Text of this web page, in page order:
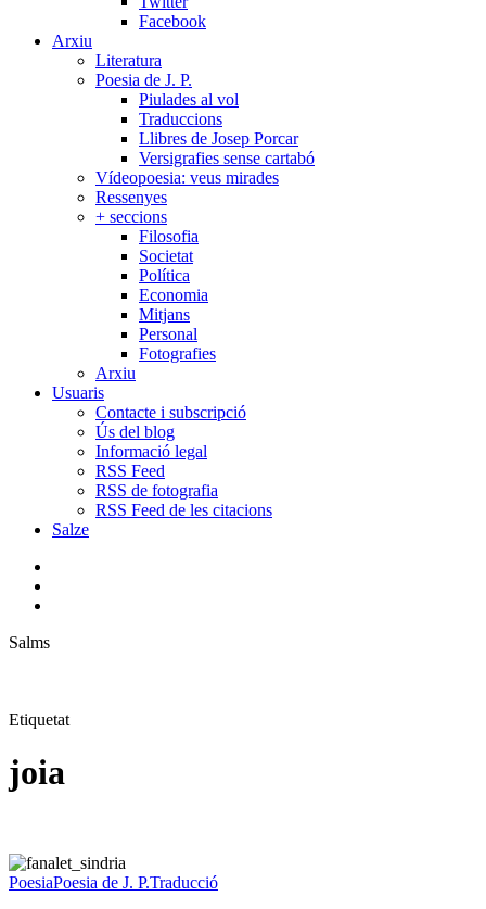
Facebook
Arxiu
Literatura
Poesia de J. P.
Piulades al vol
Traduccions
Llibres de Josep Porcar
Versigrafies sense cartabó
Vídeopoesia: veus mirades
Ressenyes
+ seccions
Filosofia
Societat
Política
Economia
Mitjans
Personal
Fotografies
Arxiu
Usuaris
Contacte i subscripció
Ús del blog
Informació legal
RSS Feed
RSS de fotografia
RSS Feed de les citacions
Salze
Salms
Etiquetat
joia
Himne
des
PoesiaPoesia de J. P.Traducció